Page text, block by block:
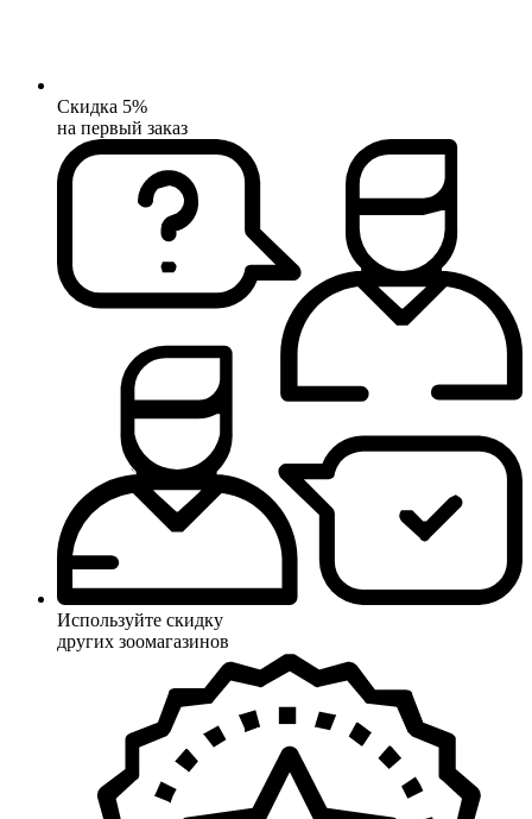
Скидка 5%
на первый заказ
Используйте скидку
других зоомагазинов